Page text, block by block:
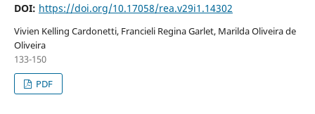
DOI: https://doi.org/10.17058/rea.v29i1.14302
Vivien Kelling Cardonetti, Francieli Regina Garlet, Marilda Oliveira de
Oliveira
133-150
PDF